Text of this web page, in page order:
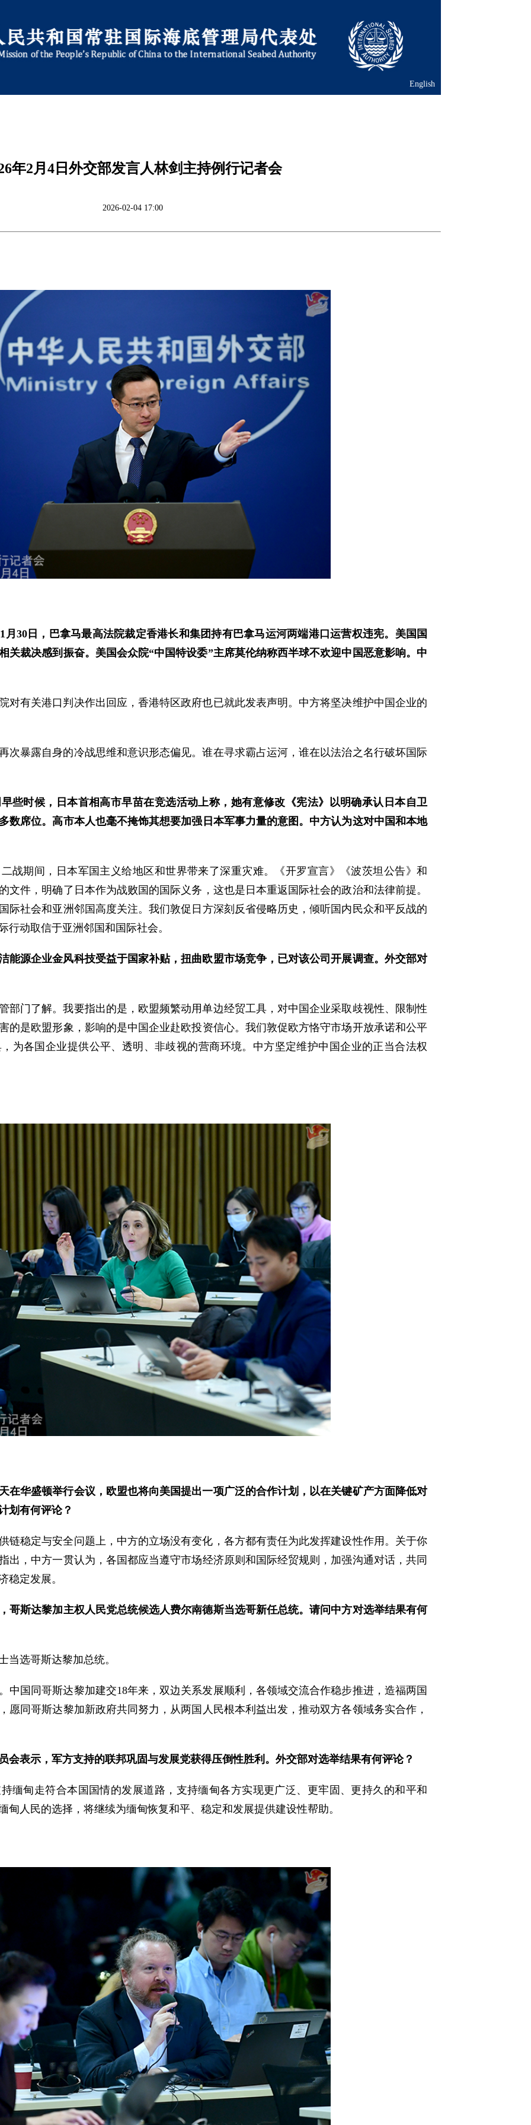
English
年2月4日外交部发言人林剑主持例行记者会
2026-02-04 17:00
30日，巴拿马最高法院裁定香港长和集团持有巴拿马运河两端港口运营权违宪。美国国
关裁决感到振奋。美国会众院“中国特设委”主席莫伦纳称西半球不欢迎中国恶意影响。中
对有关港口判决作出回应，香港特区政府也已就此发表声明。中方将坚决维护中国企业的
次暴露自身的冷战思维和意识形态偏见。谁在寻求霸占运河，谁在以法治之名行破坏国际
些时候，日本首相高市早苗在竞选活动上称，她有意修改《宪法》以明确承认日本自卫
数席位。高市本人也毫不掩饰其想要加强日本军事力量的意图。中方认为这对中国和本地
战期间，日本军国主义给地区和世界带来了深重灾难。《开罗宣言》《波茨坦公告》和
文件，明确了日本作为战败国的国际义务，这也是日本重返国际社会的政治和法律前提。
际社会和亚洲邻国高度关注。我们敦促日方深刻反省侵略历史，倾听国内民众和平反战的
行动取信于亚洲邻国和国际社会。
能源企业金风科技受益于国家补贴，扭曲欧盟市场竞争，已对该公司开展调查。外交部对
部门了解。我要指出的是，欧盟频繁动用单边经贸工具，对中国企业采取歧视性、限制性
的是欧盟形象，影响的是中国企业赴欧投资信心。我们敦促欧方恪守市场开放承诺和公平
为各国企业提供公平、透明、非歧视的营商环境。中方坚定维护中国企业的正当合法权
在华盛顿举行会议，欧盟也将向美国提出一项广泛的合作计划，以在关键矿产方面降低对
划有何评论？
链稳定与安全问题上，中方的立场没有变化，各方都有责任为此发挥建设性作用。关于你
出，中方一贯认为，各国都应当遵守市场经济原则和国际经贸规则，加强沟通对话，共同
稳定发展。
哥斯达黎加主权人民党总统候选人费尔南德斯当选哥新任总统。请问中方对选举结果有何
当选哥斯达黎加总统。
中国同哥斯达黎加建交18年来，双边关系发展顺利，各领域交流合作稳步推进，造福两国
愿同哥斯达黎加新政府共同努力，从两国人民根本利益出发，推动双方各领域务实合作，
会表示，军方支持的联邦巩固与发展党获得压倒性胜利。外交部对选举结果有何评论？
缅甸走符合本国国情的发展道路，支持缅甸各方实现更广泛、更牢固、更持久的和平和
甸人民的选择，将继续为缅甸恢复和平、稳定和发展提供建设性帮助。